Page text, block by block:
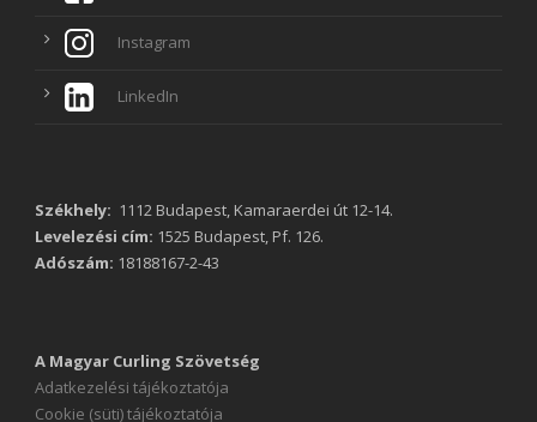
Instagram
LinkedIn
Székhely: 1112 Budapest, Kamaraerdei út 12-14.
Levelezési cím: 1525 Budapest, Pf. 126.
Adószám: 18188167-2-43
A Magyar Curling Szövetség
Adatkezelési tájékoztatója
Cookie (süti) tájékoztatója